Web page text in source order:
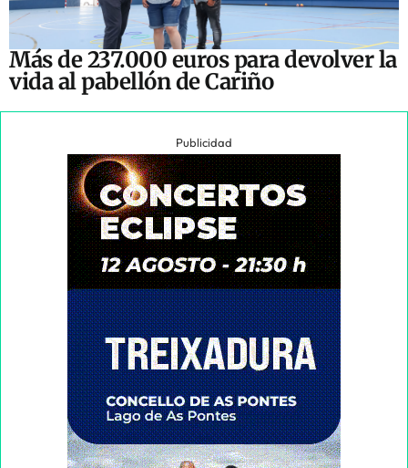
Más de 237.000 euros para devolver la
vida al pabellón de Cariño
Publicidad